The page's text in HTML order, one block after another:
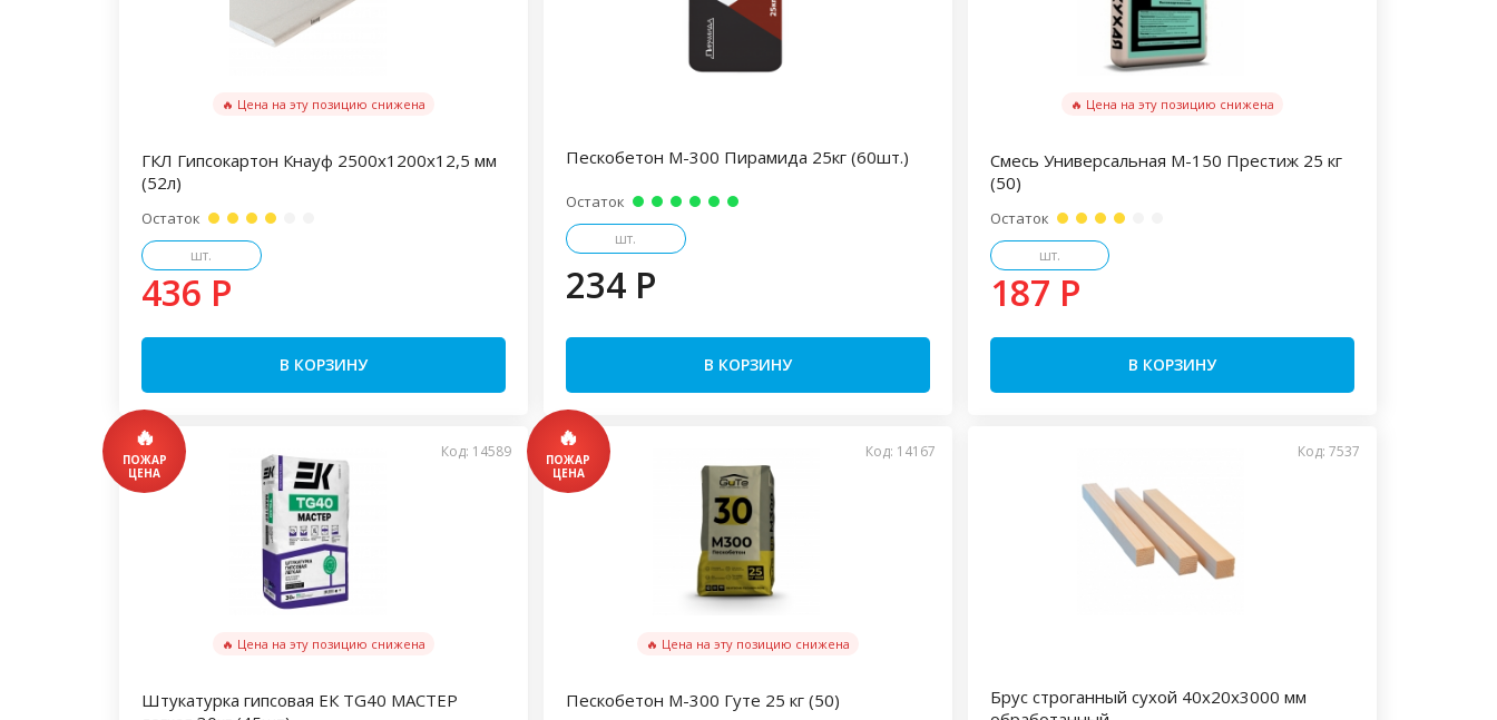
🔥 Цена на эту позицию снижена
ГКЛ Гипсокартон Кнауф 2500х1200х12,5 мм
(52л)
Остаток
шт.
436 P
В КОРЗИНУ
Пескобетон М-300 Пирамида 25кг (60шт.)
Остаток
шт.
234 P
В КОРЗИНУ
🔥 Цена на эту позицию снижена
Смесь Универсальная М-150 Престиж 25 кг
(50)
Остаток
шт.
187 P
В КОРЗИНУ
Код: 14589
🔥 Цена на эту позицию снижена
Штукатурка гипсовая ЕК TG40 МАСТЕР
Код: 14167
🔥 Цена на эту позицию снижена
Пескобетон М-300 Гуте 25 кг (50)
Код: 7537
Брус строганный сухой 40х20х3000 мм